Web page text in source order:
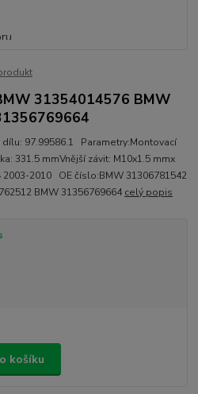
31354014576 BMW
97.99586.1 Parametry:Montovací
331.5 mmVnější závit: M10x1.5 mmx
2003-2010 OE číslo:BMW 31306781542
BMW 31356769664 celý popis
košíku